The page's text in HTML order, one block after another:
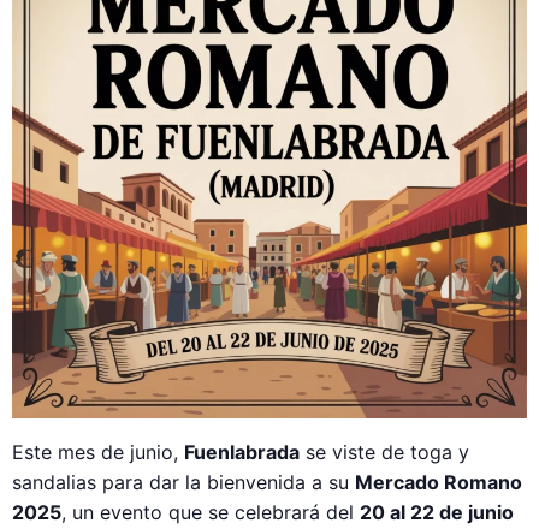
Este mes de junio, Fuenlabrada se viste de toga y
sandalias para dar la bienvenida a su Mercado Romano
2025, un evento que se celebrará del 20 al 22 de junio